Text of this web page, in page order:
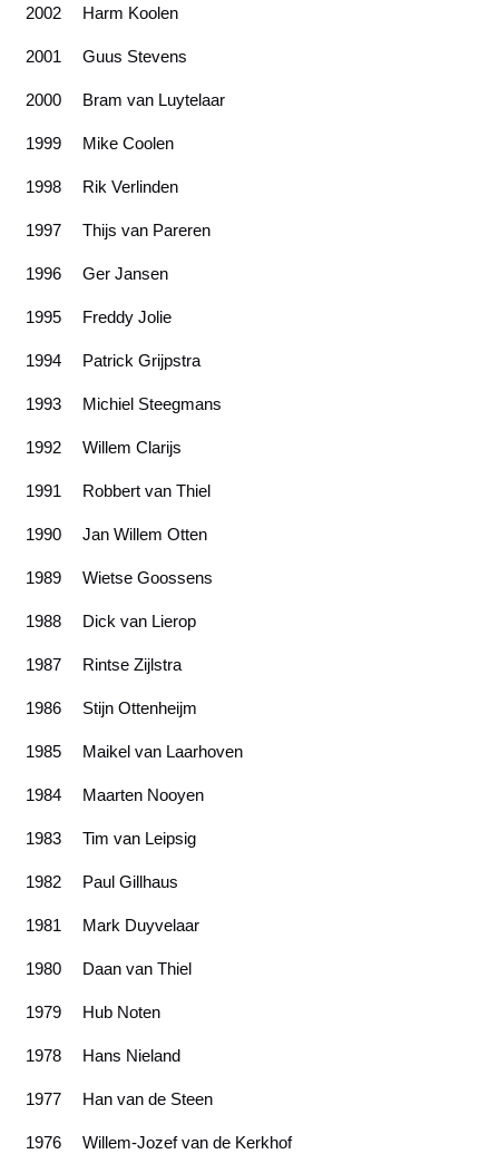
2002 Harm Koolen
2001 Guus Stevens
2000 Bram van Luytelaar
1999 Mike Coolen
1998 Rik Verlinden
1997 Thijs van Pareren
1996 Ger Jansen
1995 Freddy Jolie
1994 Patrick Grijpstra
1993 Michiel Steegmans
1992 Willem Clarijs
1991 Robbert van Thiel
1990 Jan Willem Otten
1989 Wietse Goossens
1988 Dick van Lierop
1987 Rintse Zijlstra
1986 Stijn Ottenheijm
1985 Maikel van Laarhoven
1984 Maarten Nooyen
1983 Tim van Leipsig
1982 Paul Gillhaus
1981 Mark Duyvelaar
1980 Daan van Thiel
1979 Hub Noten
1978 Hans Nieland
1977 Han van de Steen
1976 Willem-Jozef van de Kerkhof